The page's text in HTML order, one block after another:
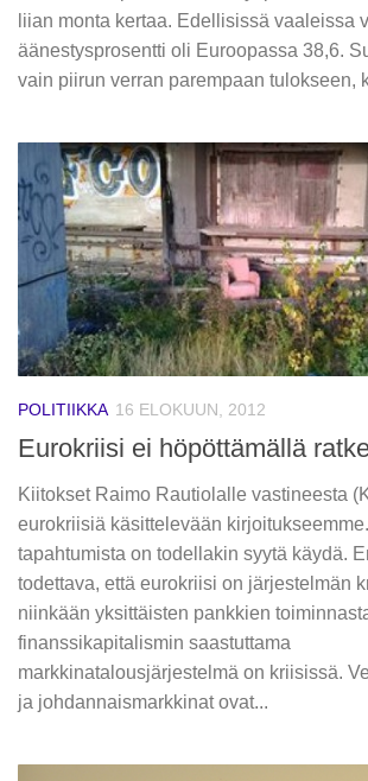
liian monta kertaa. Edellisissä vaaleissa
äänestysprosentti oli Euroopassa 38,6.
vain piirun verran parempaan tulokseen,
POLITIIKKA 16 ELOKUUN, 2012
Eurokriisi ei höpöttämällä
Kiitokset Raimo Rautiolalle vastineesta
eurokriisiä käsittelevään
tapahtumista on todellakin syytä käydä.
todettava, että eurokriisi on järjestelmän
niinkään yksittäisten pankkien
finanssikapitalismin saastuttama
markkinatalousjärjestelmä on kriisissä.
ja johdannaismarkkinat ovat...